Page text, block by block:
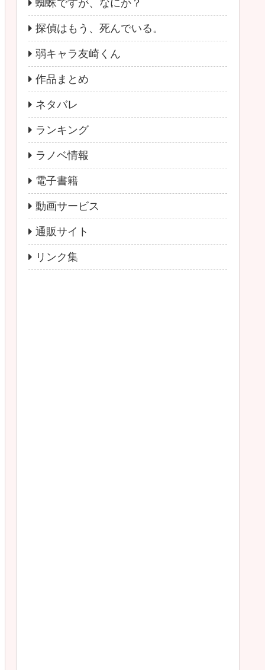
蜘蛛ですが、なにか？
探偵はもう、死んでいる。
弱キャラ友崎くん
作品まとめ
ネタバレ
ランキング
ラノベ情報
電子書籍
動画サービス
通販サイト
リンク集